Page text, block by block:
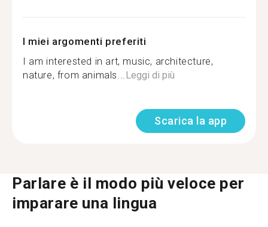
I miei argomenti preferiti
I am interested in art, music, architecture,
nature, from animals... Leggi di più
Scarica la app
Parlare è il modo più veloce per
imparare una lingua